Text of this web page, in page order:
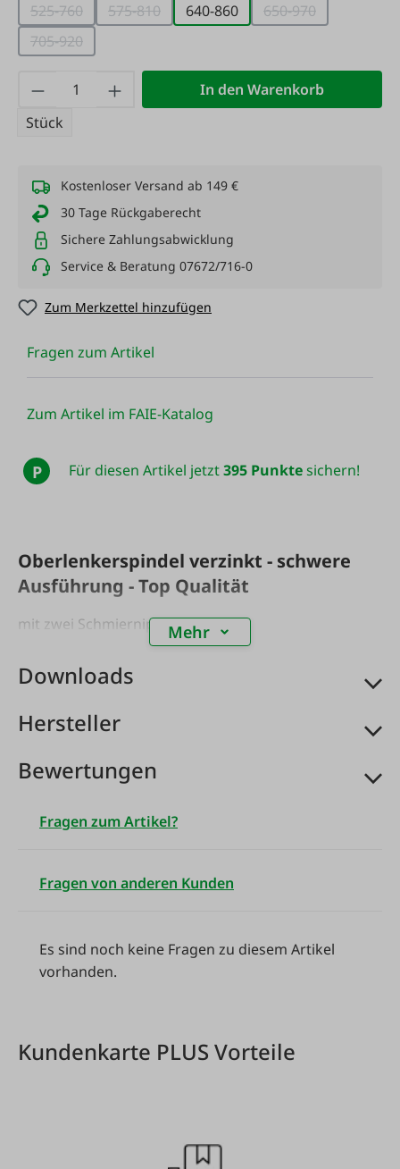
525-760(Diese Option ist zurzeit nicht verfügbar.)
575-810(Diese Option ist zurzeit nicht verfügbar.)
640-860 650-970(Diese Option ist
705-920(Diese Option ist zurzeit nicht verfügbar.)
Produkt Anzahl: Gib den gewünschten
Stück
In den Warenkorb
Kostenloser Versand ab 149 €
30 Tage Rückgaberecht
Sichere Zahlungsabwicklung
Service & Beratung 07672/716-0
Zum Merkzettel hinzufügen
Fragen zum Artikel
Zum Artikel im FAIE-Katalog
P Für diesen Artikel jetzt395 Punktesichern!
Oberlenkerspindel verzinkt - schwere
Ausführung - Top Qualität
mit zwei SchmiernippelMehr
Downloads
Hersteller
Bewertungen
Fragen zum Artikel?
Fragen von anderen Kunden
Es sind noch keine Fragen zu diesem Artikel
vorhanden.
Kundenkarte PLUS Vorteile